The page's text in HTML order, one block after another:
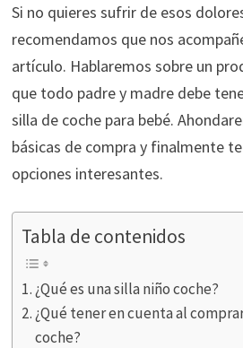
Si no quieres sufrir de esos
recomendamos que nos
artículo. Hablaremos sobre un
que todo padre y madre debe
silla de coche para bebé.
básicas de compra y finalmente
opciones interesantes.
Tabla de contenidos
¿Qué es una silla niño coche?
¿Qué tener en cuenta al
coche?